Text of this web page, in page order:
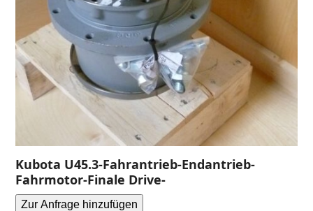
Kubota U45.3-Fahrantrieb-Endantrieb-
Fahrmotor-Finale Drive-
Zur Anfrage hinzufügen